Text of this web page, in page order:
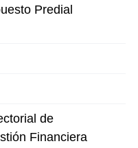
Predial
de
Financiera